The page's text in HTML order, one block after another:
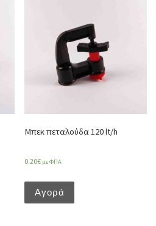
Μπεκ πεταλούδα 120 lt/h
0.20€ με ΦΠΑ
Αγορά